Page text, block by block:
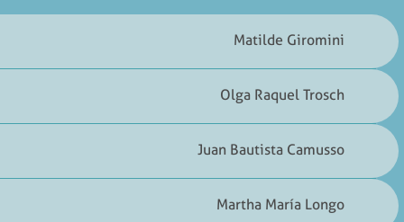
Matilde Giromini
Olga Raquel Trosch
Juan Bautista Camusso
Martha María Longo